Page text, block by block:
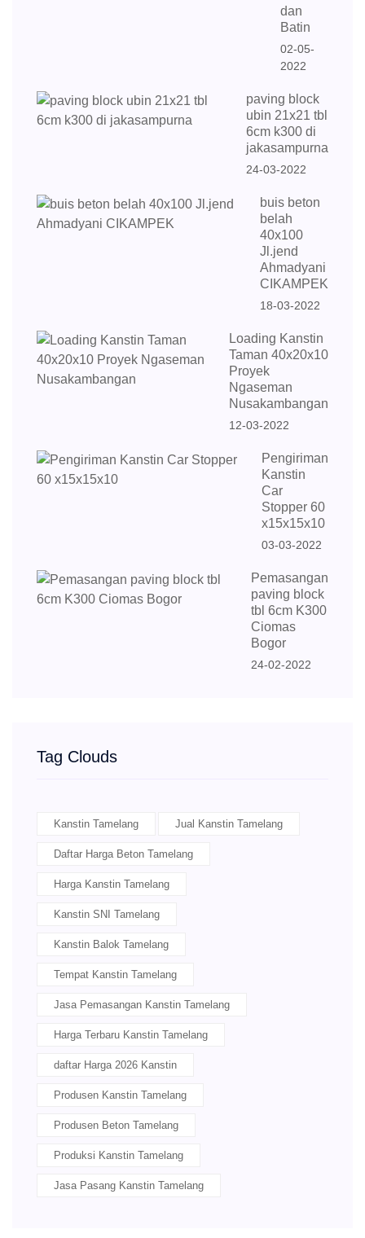
dan
Batin
02-05-
2022
paving block
ubin 21x21 tbl
6cm k300 di
jakasampurna
24-03-2022
buis beton
belah
40x100
Jl.jend
Ahmadyani
CIKAMPEK
18-03-2022
Loading Kanstin
Taman 40x20x10
Proyek
Ngaseman
Nusakambangan
12-03-2022
Pengiriman
Kanstin
Car
Stopper 60
x15x15x10
03-03-2022
Pemasangan
paving block
tbl 6cm K300
Ciomas
Bogor
24-02-2022
Tag Clouds
Kanstin Tamelang Jual Kanstin Tamelang
Daftar Harga Beton Tamelang
Harga Kanstin Tamelang
Kanstin SNI Tamelang
Kanstin Balok Tamelang
Tempat Kanstin Tamelang
Jasa Pemasangan Kanstin Tamelang
Harga Terbaru Kanstin Tamelang
daftar Harga 2026 Kanstin
Produsen Kanstin Tamelang
Produsen Beton Tamelang
Produksi Kanstin Tamelang
Jasa Pasang Kanstin Tamelang